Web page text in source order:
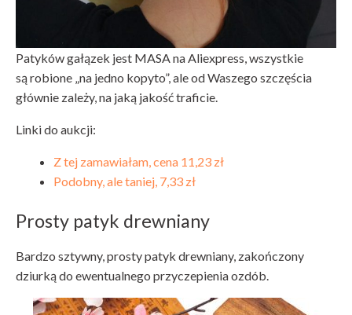
Patyków gałązek jest MASA na Aliexpress, wszystkie
są robione „na jedno kopyto”, ale od Waszego szczęścia
głównie zależy, na jaką jakość traficie.
Linki do aukcji:
Z tej zamawiałam, cena 11,23 zł
Podobny, ale taniej, 7,33 zł
Prosty patyk drewniany
Bardzo sztywny, prosty patyk drewniany, zakończony
dziurką do ewentualnego przyczepienia ozdób.